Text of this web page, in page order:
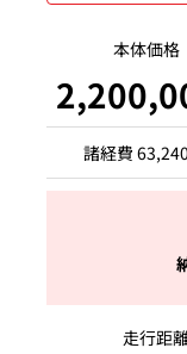
本体価格
諸経費
走行距